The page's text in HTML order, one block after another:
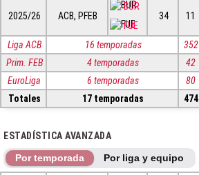
2025/26 ACB, PFEB
BUR
FUE
34 11
Liga ACB 16 temporadas 352
Prim. FEB
4 temporadas 42
EuroLiga
6 temporadas 80
Totales
17 temporadas 474
ESTADÍSTICA AVANZADA
Por temporada Por liga y equipo